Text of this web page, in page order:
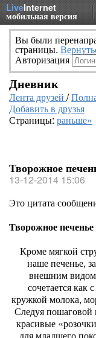
LiveInternet
мобильная версия
Вы были
страницы.
Авторизация
Дневник
Лента друзей /
Добавить в друзья
Страницы: раньше»
Творожное
13-12-2014 15:06
Это цитата
Творожное
Кроме мягкой
наше печенье,
внешним
сочетается
кружкой молока,
Следуя пошаговой
красивые